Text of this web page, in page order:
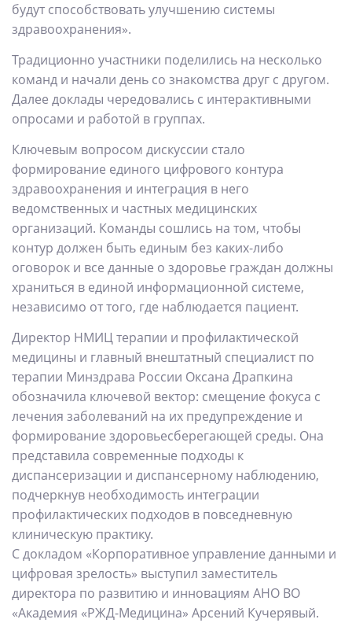
будут способствовать улучшению системы
здравоохранения».
Традиционно участники поделились на несколько
команд и начали день со знакомства друг с другом.
Далее доклады чередовались с интерактивными
опросами и работой в группах.
Ключевым вопросом дискуссии стало
формирование единого цифрового контура
здравоохранения и интеграция в него
ведомственных и частных медицинских
организаций. Команды сошлись на том, чтобы
контур должен быть единым без каких-либо
оговорок и все данные о здоровье граждан должны
храниться в единой информационной системе,
независимо от того, где наблюдается пациент.
Директор НМИЦ терапии и профилактической
медицины и главный внештатный специалист по
терапии Минздрава России Оксана Драпкина
обозначила ключевой вектор: смещение фокуса с
лечения заболеваний на их предупреждение и
формирование здоровьесберегающей среды. Она
представила современные подходы к
диспансеризации и диспансерному наблюдению,
подчеркнув необходимость интеграции
профилактических подходов в повседневную
клиническую практику.
С докладом «Корпоративное управление данными и
цифровая зрелость» выступил заместитель
директора по развитию и инновациям АНО ВО
«Академия «РЖД-Медицина» Арсений Кучерявый.